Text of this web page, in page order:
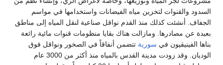
السدود والقنوات لتخزين مياه الفيضانات واستخدامها في مواسم
الجفاف. أنشئت كذلك منذ القدم نواقل صناعية لنقل المياه إلى مناطق
بعيدة عن مصادرها. ومازالت هناك بقايا منظومات قنوات مائية رائعة
بناها الفينيقيون في سورية تتضمن أنفاقاً في الصخور ونواقل فوق
الوديان. وقد زودت مدينة القدس بالمياه منذ أكثر من 3000 عام